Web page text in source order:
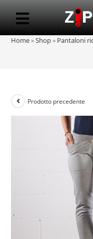
Pantaloni
Home»Shop» Pantaloni
Prodotto precedente